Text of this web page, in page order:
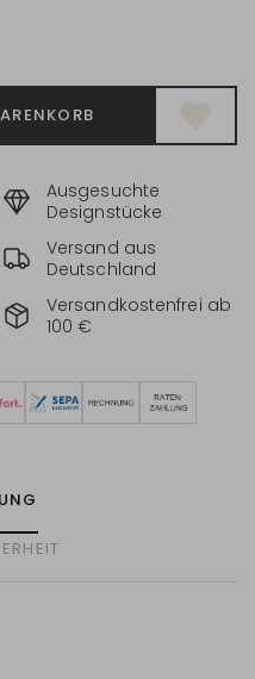
Ausgesuchte
Designstücke
Versand aus
Deutschland
Versandkostenfrei ab
100 €